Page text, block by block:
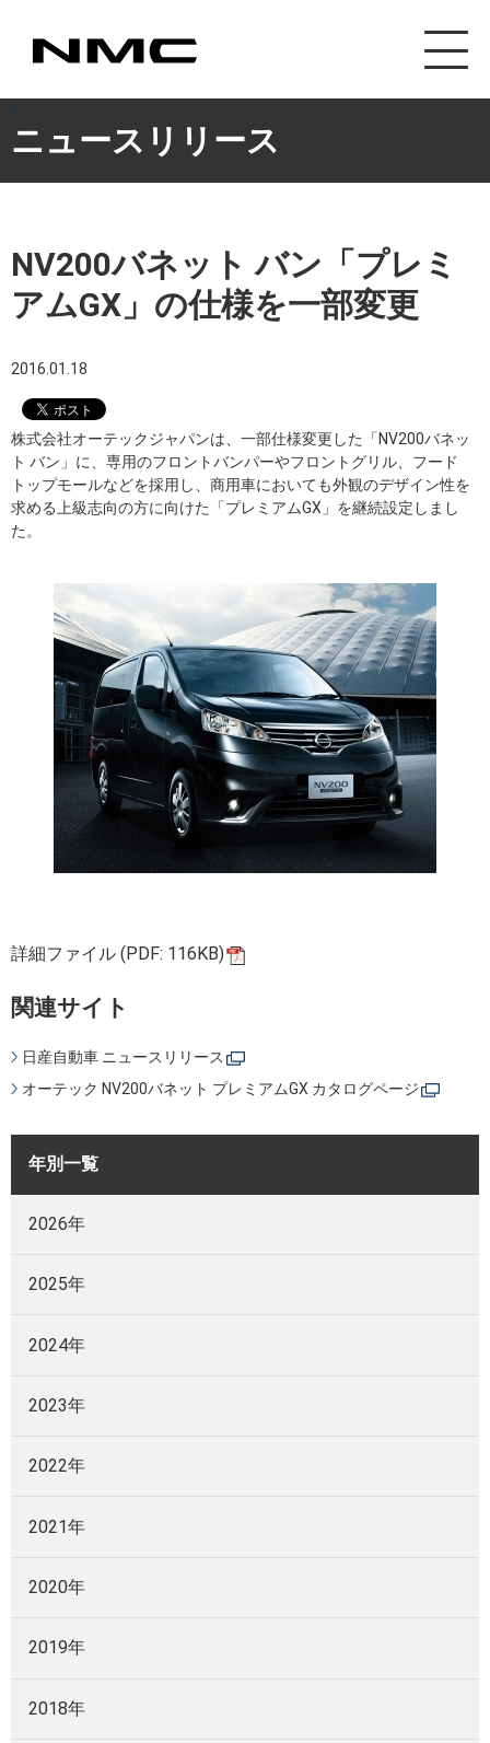
カスタマイズ事
ニュースリリース
NV200バネット バン「プレミ
アムGX」の仕様を一部変更
2016.01.18
株式会社オーテックジャパンは、一部仕様変更した「NV200バネッ
ト バン」に、専用のフロントバンパーやフロントグリル、フード
トップモールなどを採用し、商用車においても外観のデザイン性を
求める上級志向の方に向けた「プレミアムGX」を継続設定しまし
た。
詳細ファイル (PDF: 116KB)
関連サイト
日産自動車 ニュースリリース
オーテック NV200バネット プレミアムGX カタログページ
年別一覧
2026年
2025年
2024年
2023年
2022年
2021年
2020年
2019年
2018年